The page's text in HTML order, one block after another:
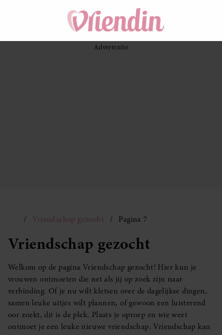
Vriendschap gezocht Pagina 7
Vriendschap gezocht
Welkom op de pagina Vriendschap gezocht! Hier kun je
vrouwen ontmoeten die net als jij op zoek zijn naar
verbinding. Of je nu wilt kletsen over de dagelijkse dingen,
samen leuke uitjes wilt plannen, of gewoon een luisterend
oor zoekt, dit is de plek. Plaats je oproep en wie weet
ontmoet je een leuke nieuwe vriendschap. Vriendschap kan